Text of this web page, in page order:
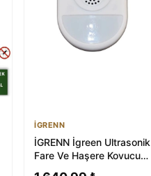
İGRENN
İGRENN İgreen Ultrasonik
Fare Ve Haşere Kovucu